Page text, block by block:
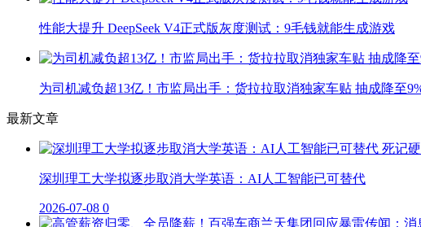
性能大提升 DeepSeek V4正式版灰度测试：9毛钱就能生成游戏
为司机减负超13亿！市监局出手：货拉拉取消独家车贴 抽成降至
最新文章
深圳理工大学拟逐步取消大学英语：AI人工智能已可替代
2026-07-08 0